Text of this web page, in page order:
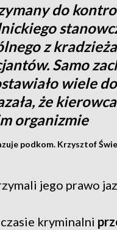
do
z
Samo
wiele
że
organizmie
podkom. Krzysztof
jego prawo
kryminalni